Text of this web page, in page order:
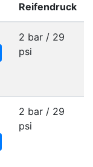
Reifendruck
2 bar / 29
psi
2 bar / 29
psi